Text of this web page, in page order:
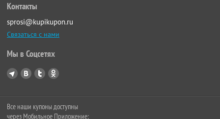
Контакты
sprosi@kupikupon.ru
Связаться с нами
Мы в Соцсетях
Все наши купоны доступны
через Мобильное Приложение: